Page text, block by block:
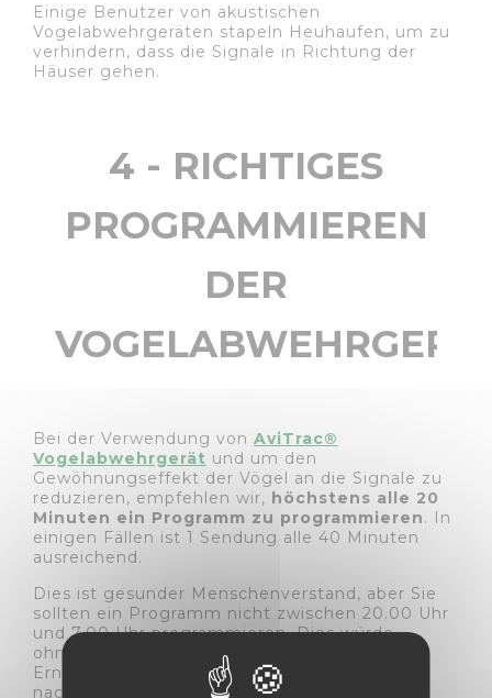
Einige Benutzer von akustischen
Vogelabwehrgeräten stapeln Heuhaufen, um zu
verhindern, dass die Signale in Richtung der
Häuser gehen.
4 - RICHTIGES
PROGRAMMIEREN
DER
Bei der Verwendung von AviTrac®
Vogelabwehrgerät und um den
Gewöhnungseffekt der Vögel an die Signale zu
reduzieren, empfehlen wir, höchstens alle 20
Minuten ein Programm zu programmieren. In
einigen Fällen ist 1 Sendung alle 40 Minuten
ausreichend.
Dies ist gesunder Menschenverstand, aber Sie
sollten ein Programm nicht zwischen 20.00 Uhr
und 7.00 Uhr programmieren. Dies würde
ohnehin wenig nützen, da die Vögel, die
Ernteschäden verursachen, tagaktiv sind und
nachts nicht ernähren.